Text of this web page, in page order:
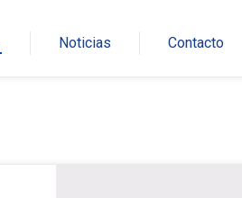
Noticias Contacto